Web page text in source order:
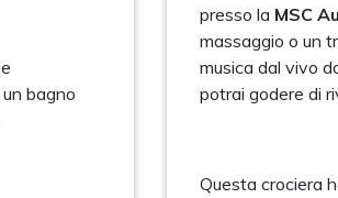
e
bagno
presso la MSC
massaggio o un
musica dal vivo
potrai godere di
Questa crociera